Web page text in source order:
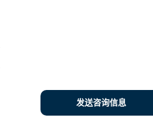
发送咨询信息